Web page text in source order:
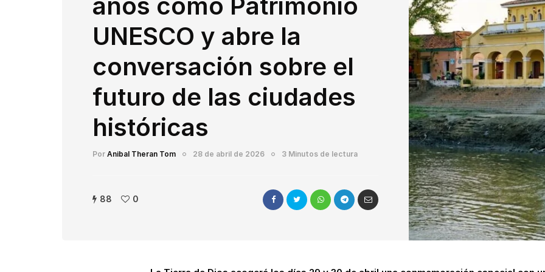
UNESCO y abre la
conversación sobre el
futuro de las ciudades
históricas
Por Anibal Theran Tom 28 de abril de 2026 3 Minutos de lectura
88 0